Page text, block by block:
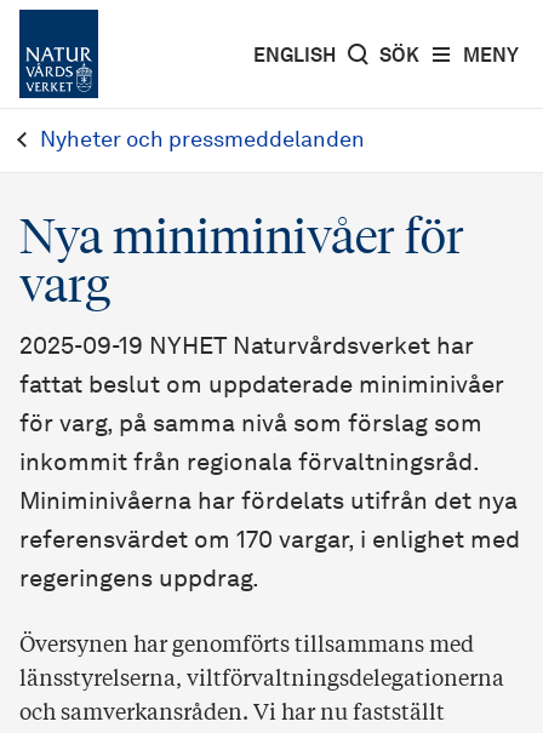
MENY
ENGLISH SÖK
Nyheter och pressmeddelanden
Nya miniminivåer för
varg
2025-09-19 NYHET Naturvårdsverket har
fattat beslut om uppdaterade miniminivåer
för varg, på samma nivå som förslag som
inkommit från regionala förvaltningsråd.
Miniminivåerna har fördelats utifrån det nya
referensvärdet om 170 vargar, i enlighet med
regeringens uppdrag.
Översynen har genomförts tillsammans med
länsstyrelserna, viltförvaltningsdelegationerna
och samverkansråden. Vi har nu fastställt